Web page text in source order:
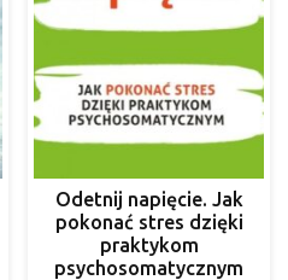
Odetnij napięcie. Jak
pokonać stres dzięki
praktykom
psychosomatycznym